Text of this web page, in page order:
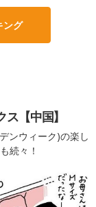
ング
【中国】
ンウィーク)の楽し
続々！